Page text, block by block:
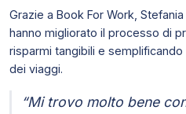
Grazie a Book For Work,
hanno migliorato il processo di
risparmi tangibili e
dei viaggi.
“Mi trovo molto bene